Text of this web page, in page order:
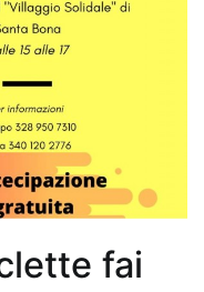
fai